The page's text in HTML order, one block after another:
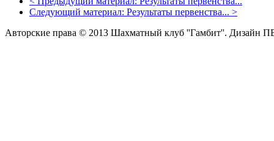
Следующий материал: Результаты первенства... >
Авторские права © 2013 Шахматный клуб ''Гамбит''. Дизайн